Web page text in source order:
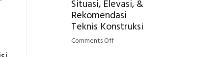
di
Industri
Situasi, Elevasi, &
Rekomendasi
Teknis Konstruksi
Comments Offon